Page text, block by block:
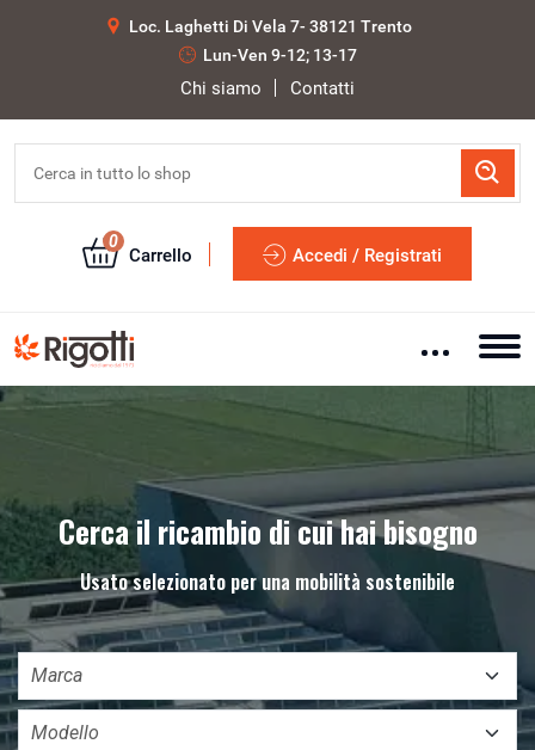
Loc. Laghetti Di Vela 7- 38121 Trento
Lun-Ven 9-12; 13-17
Chi siamo Contatti
0
Carrello Accedi / Registrati
Cerca il ricambio di cui hai bisogno
Usato selezionato per una mobilità sostenibile